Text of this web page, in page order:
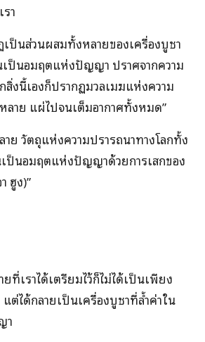
า
เป็นส่วนผสมทั้งหลายของเครื่องบูชา
ป็นอมฤตแห่งปัญญา ปราศจากความ
สิ่งนี้เองก็ปรากฏมวลเมฆแห่งความ
าย แผ่ไปจนเต็มอากาศทั้งหมด”
ย วัตถุแห่งความปรารถนาทางโลกทั้ง
ป็นอมฤตแห่งปัญญาด้วยการเสกของ
ฮูง)”
เราได้เตรียมไว้ก็ไม่ได้เป็นเพียง
ต่ได้กลายเป็นเครื่องบูชาที่ล้ำค่าใน
า